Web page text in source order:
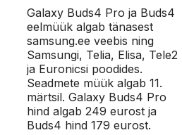
Galaxy Buds4 Pro ja Buds4
eelmüük algab tänasest
samsung.ee veebis ning
Samsungi, Telia, Elisa, Tele2
ja Euronicsi poodides.
Seadmete müük algab 11.
märtsil. Galaxy Buds4 Pro
hind algab 249 eurost ja
Buds4 hind 179 eurost.